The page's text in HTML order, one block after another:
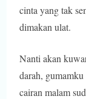
cinta yang tak
dimakan ulat.
Nanti akan
darah,
cairan malam